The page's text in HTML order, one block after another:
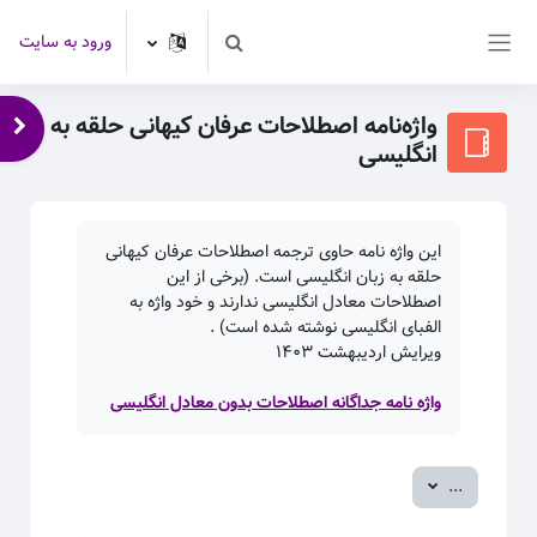
Toggle search inputورود به سایت
واژه‌نامه اصطلاحات عرفان کیهانی حلقه به
انگلیسی
این واژه نامه حاوی ترجمه اصطلاحات عرفان کیهانی
حلقه به زبان انگلیسی است. (برخی از این
اصطلاحات معادل انگلیسی ندارند و خود واژه به
الفبای انگلیسی نوشته شده است) .
ویرایش اردیبهشت۱۴۰۳
واژه نامه جداگانه اصطلاحات بدون معادل انگلیسی
... صدور ورودی‌ها